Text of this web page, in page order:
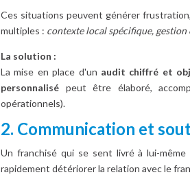
Ces situations peuvent générer
multiples : contexte local spécifique,
La solution :
La mise en place d'un audit chiffré et
personnalisé peut être élaboré,
opérationnels).
2. Communication et
Un franchisé qui se sent livré à lui-
rapidement détériorer la relation avec le